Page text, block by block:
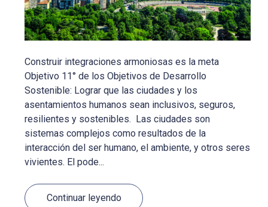
Construir integraciones armoniosas es la meta
Objetivo 11° de los Objetivos de Desarrollo
Sostenible: Lograr que las ciudades y los
asentamientos humanos sean inclusivos, seguros,
resilientes y sostenibles. Las ciudades son
sistemas complejos como resultados de la
interacción del ser humano, el ambiente, y otros seres
vivientes. El pode...
Continuar leyendo